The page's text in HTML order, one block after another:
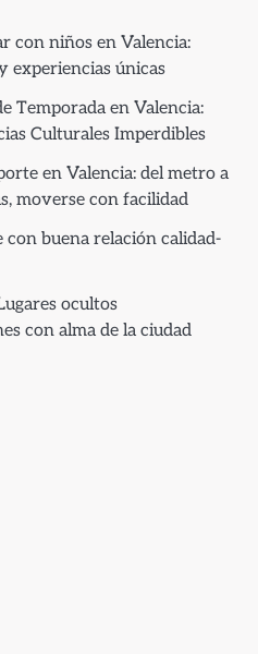
con niños en Valencia:
experiencias únicas
Temporada en Valencia:
Culturales Imperdibles
en Valencia: del metro a
moverse con facilidad
con buena relación calidad-
ocultos
con alma de la ciudad